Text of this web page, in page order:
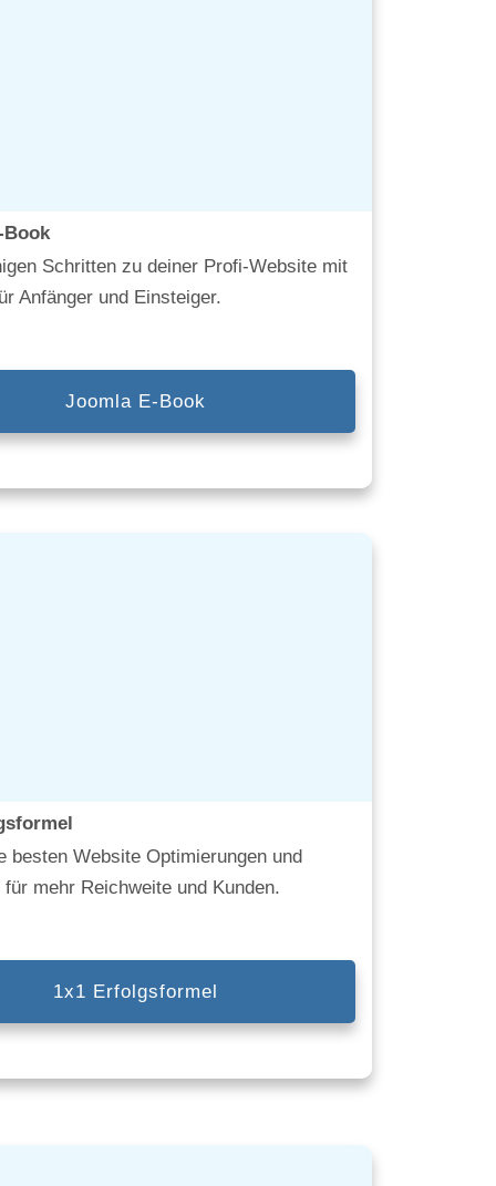
Book
Schritten zu deiner Profi-Website mit
Anfänger und Einsteiger.
Joomla E-Book
besten Website Optimierungen und
für mehr Reichweite und Kunden.
1x1 Erfolgsformel